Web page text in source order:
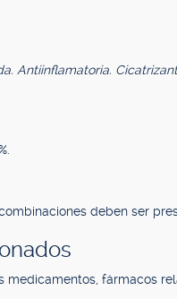
Antiinflamatoria.
deben ser
medicamentos, fármacos